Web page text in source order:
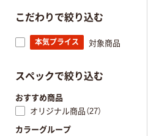
こだわりで絞り込む
本気プライス 対象商品
スペックで絞り込む
おすすめ商品
オリジナル商品（27）
カラーグループ